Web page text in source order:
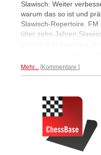
Slawisch: Weiter
warum das so ist und
Slawisch-Repertoire.
über zehn Jahren
Mehr... Kommentare